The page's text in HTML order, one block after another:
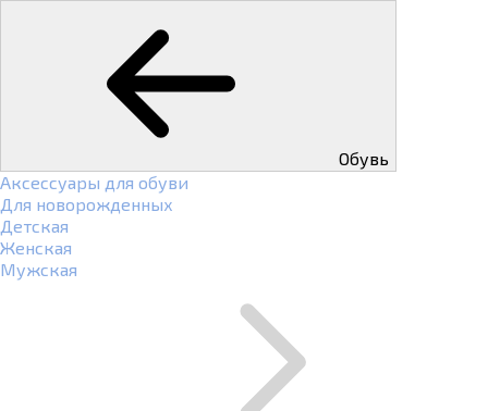
Обувь
Аксессуары для обуви
Для новорожденных
Детская
Женская
Мужская